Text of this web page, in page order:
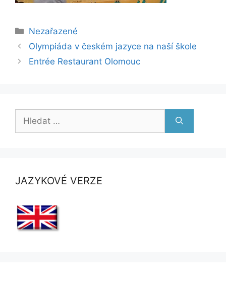
Rubriky
Nezařazené
Olympiáda v českém jazyce na naší škole
Entrée Restaurant Olomouc
JAZYKOVÉ VERZE